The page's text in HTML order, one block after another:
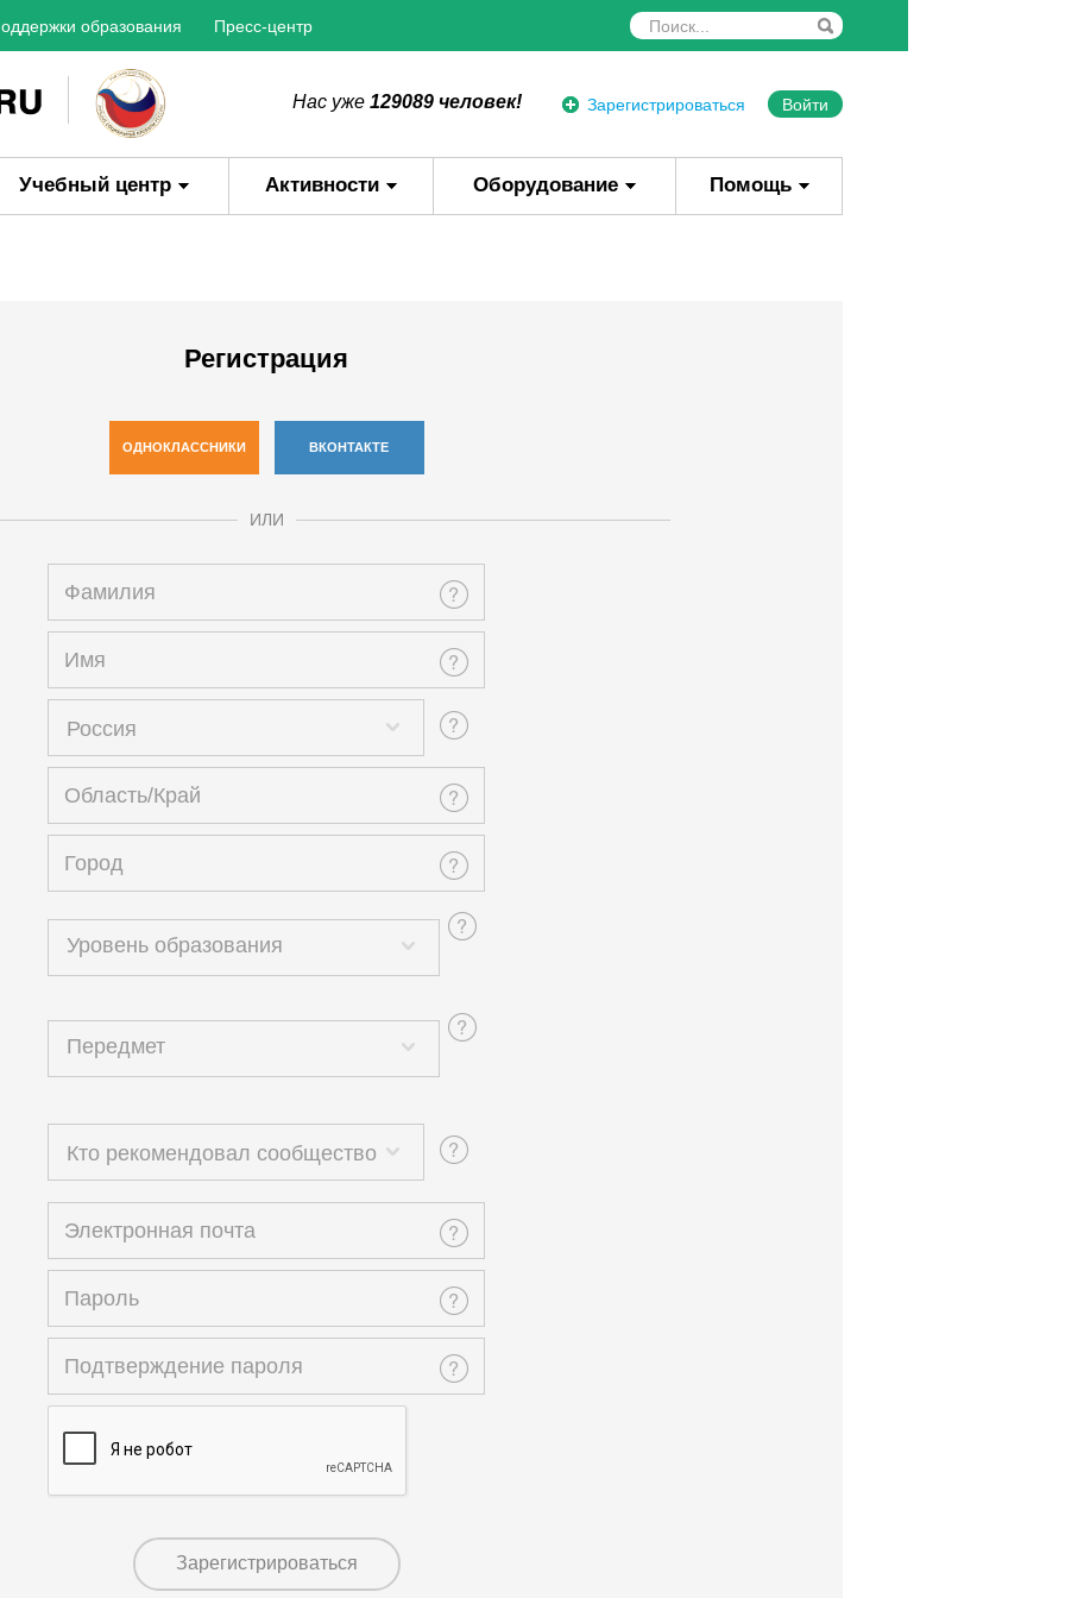
образования Пресс-центр
Зарегистрироваться Войти
Нас уже 129089 человек!
Учебный центр Активности Оборудование Помощь
Регистрация
ОДНОКЛАССНИКИ ВКОНТАКТЕ
ИЛИ
Россия
Уровень образования
Передмет
Кто рекомендовал сообщество